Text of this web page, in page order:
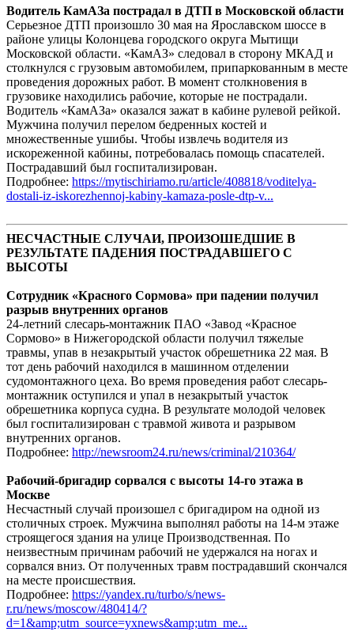
Водитель КамАЗа пострадал в ДТП в Московской области
Серьезное ДТП произошло 30 мая на Ярославском шоссе в
районе улицы Колонцева городского округа Мытищи
Московской области. «КамАЗ» следовал в сторону МКАД и
столкнулся с грузовым автомобилем, припаркованным в месте
проведения дорожных работ. В момент столкновения в
грузовике находились рабочие, которые не пострадали.
Водитель «КамАЗа» оказался зажат в кабине рулевой рейкой.
Мужчина получил перелом бедренных костей и
множественные ушибы. Чтобы извлечь водителя из
искореженной кабины, потребовалась помощь спасателей.
Пострадавший был госпитализирован.
Подробнее: https://mytischiriamo.ru/article/408818/voditelya-
dostali-iz-iskorezhennoj-kabiny-kamaza-posle-dtp-v...
НЕСЧАСТНЫЕ СЛУЧАИ, ПРОИЗОШЕДШИЕ В
РЕЗУЛЬТАТЕ ПАДЕНИЯ ПОСТРАДАВШЕГО С
ВЫСОТЫ
Сотрудник «Красного Сормова» при падении получил
разрыв внутренних органов
24-летний слесарь-монтажник ПАО «Завод «Красное
Сормово» в Нижегородской области получил тяжелые
травмы, упав в незакрытый участок обрешетника 22 мая. В
тот день рабочий находился в машинном отделении
судомонтажного цеха. Во время проведения работ слесарь-
монтажник оступился и упал в незакрытый участок
обрешетника корпуса судна. В результате молодой человек
был госпитализирован с травмой живота и разрывом
внутренних органов.
Подробнее: http://newsroom24.ru/news/criminal/210364/
Рабочий-бригадир сорвался с высоты 14-го этажа в
Москве
Несчастный случай произошел с бригадиром на одной из
столичных строек. Мужчина выполнял работы на 14-м этаже
строящегося здания на улице Производственная. По
неизвестным причинам рабочий не удержался на ногах и
сорвался вниз. От полученных травм пострадавший скончался
на месте происшествия.
Подробнее: https://yandex.ru/turbo/s/news-
r.ru/news/moscow/480414/?
d=1&amp;utm_source=yxnews&amp;utm_me...